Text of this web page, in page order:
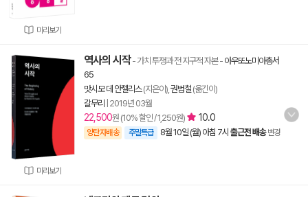
미리보기
미리보기
역사의 시작- 가치 투쟁과 전 지구적 자본- 아우또노미아총서
65
맛시모 데 안젤리스(지은이), 권범철 (옮긴이)
갈무리
2019년 03월
22,500원 (10% 할인 / 1,250원) 10.0
양탄자배송 주말특급 8월 10일 (월) 아침 7시 출근전 배송 변경